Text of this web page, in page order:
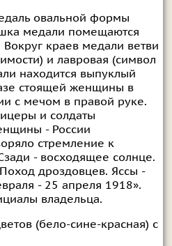
овальной формы
медали помещаются
краев медали ветви
и лавровая (символ
находится выпуклый
стоящей женщины в
с мечом в правой руке.
и солдаты
- России
стремление к
- восходящее солнце.
дроздовцев. Яссы -
- 25 апреля 1918».
владельца.
(бело-сине-красная) с